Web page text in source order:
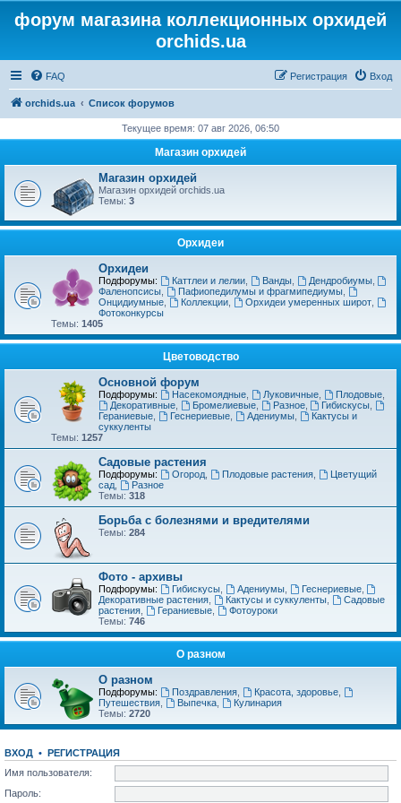
форум магазина коллекционных орхидей
orchids.ua
FAQ Вход
Регистрация
orchids.ua Список форумов
Текущее время: 07 авг 2026, 06:50
Магазин орхидей
Магазин орхидей
Магазин орхидей orchids.ua
Темы: 3
Орхидеи
Орхидеи
Подфорумы: Каттлеи и лелии, Ванды, Дендробиумы,
Фаленопсисы
Пафиопедилумы и фрагмипедиумы,
Онцидиумные
Коллекции, Орхидеи умеренных широт,
Фотоконкурсы
Темы: 1405
Цветоводство
Основной форум
Подфорумы: Насекомоядные, Луковичные, Плодовые,
Декоративные, Бромелиевые, Разное, Гибискусы
Гераниевые
Геснериевые, Адениумы,
Кактусы и
суккуленты
Темы: 1257
Садовые растения
Подфорумы: Огород, Плодовые растения,
Цветущий
сад
Разное
Темы: 318
Борьба с болезнями и вредителями
Темы: 284
Фото - архивы
Подфорумы: Гибискусы, Адениумы, Геснериевые,
Декоративные растения
Кактусы и суккуленты,
Садовые
растения
Гераниевые,
Фотоуроки
Темы: 746
О разном
О разном
Подфорумы: Поздравления, Красота, здоровье,
Путешествия
Выпечка,
Кулинария
Темы: 2720
ВХОД • РЕГИСТРАЦИЯ
Имя пользователя:
Пароль: